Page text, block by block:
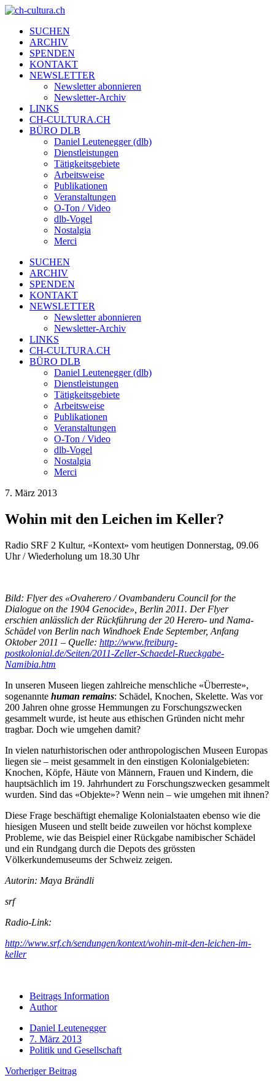
SUCHEN
ARCHIV
SPENDEN
KONTAKT
NEWSLETTER
Newsletter abonnieren
Newsletter-Archiv
LINKS
CH-CULTURA.CH
BÜRO DLB
Daniel Leutenegger (dlb)
Dienstleistungen
Tätigkeitsgebiete
Arbeitsweise
Publikationen
Veranstaltungen
O-Ton / Video
dlb-Vogel
Nostalgia
Merci
SUCHEN
ARCHIV
SPENDEN
KONTAKT
NEWSLETTER
Newsletter abonnieren
Newsletter-Archiv
LINKS
CH-CULTURA.CH
BÜRO DLB
Daniel Leutenegger (dlb)
Dienstleistungen
Tätigkeitsgebiete
Arbeitsweise
Publikationen
Veranstaltungen
O-Ton / Video
dlb-Vogel
Nostalgia
Merci
7. März 2013
Wohin mit den Leichen im Keller?
Radio SRF 2 Kultur, «Kontext» vom heutigen Donnerstag, 09.06
Uhr / Wiederholung um 18.30 Uhr
Bild: Flyer des «Ovaherero / Ovambanderu Council for the
Dialogue on the 1904 Genocide», Berlin 2011. Der Flyer
erschien anlässlich der Rückführung der 20 Herero- und Nama-
Schädel von Berlin nach Windhoek Ende September, Anfang
Oktober 2011 – Quelle: http://www.freiburg-
postkolonial.de/Seiten/2011-Zeller-Schaedel-Rueckgabe-
Namibia.htm
In unseren Museen liegen zahlreiche menschliche «Überreste»,
sogenannte human remains: Schädel, Knochen, Skelette. Was vor
200 Jahren ohne grosse Hemmungen zu Forschungszwecken
gesammelt wurde, ist heute aus ethischen Gründen nicht mehr
tragbar. Doch wie umgehen damit?
In vielen naturhistorischen oder anthropologischen Museen Europas
liegen sie – meist gesammelt in den einstigen Kolonialgebieten:
Knochen, Köpfe, Häute von Männern, Frauen und Kindern, die
hauptsächlich im 19. Jahrhundert zu Forschungszwecken gesammelt
wurden. Sind das «Objekte»? Wenn nein – wie umgehen mit ihnen?
Diese Frage beschäftigt ehemalige Kolonialstaaten ebenso wie die
hiesigen Museen und stellt beide zuweilen vor höchst komplexe
Probleme, wie das Beispiel einer Rückgabe namibischer Schädel
und ein Rundgang durch die Depots des grössten
Völkerkundemuseums der Schweiz zeigen.
Autorin: Maya Brändli
srf
Radio-Link:
http://www.srf.ch/sendungen/kontext/wohin-mit-den-leichen-im-
keller
Beitrags Information
Author
Daniel Leutenegger
7. März 2013
Politik und Gesellschaft
Vorheriger Beitrag